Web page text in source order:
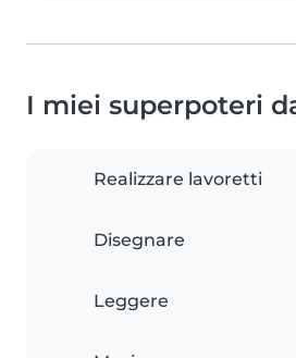
I miei superpoteri
Realizzare lavoretti
Disegnare
Leggere